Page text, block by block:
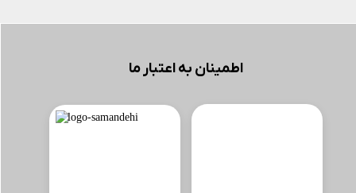
اطمینان به اعتبار ما